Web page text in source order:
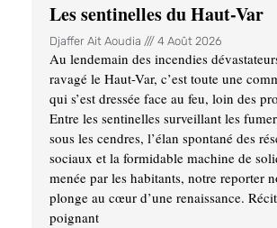
Les sentinelles du Haut-Var
Djaffer Ait Aoudia 4 Août 2026
Au lendemain des incendies
ravagé le Haut-Var, c’est toute une
qui s’est dressée face au feu, loin des
Entre les sentinelles surveillant les
sous les cendres, l’élan spontané des
sociaux et la formidable machine de
menée par les habitants, notre reporter
plonge au cœur d’une renaissance. Récit
poignant